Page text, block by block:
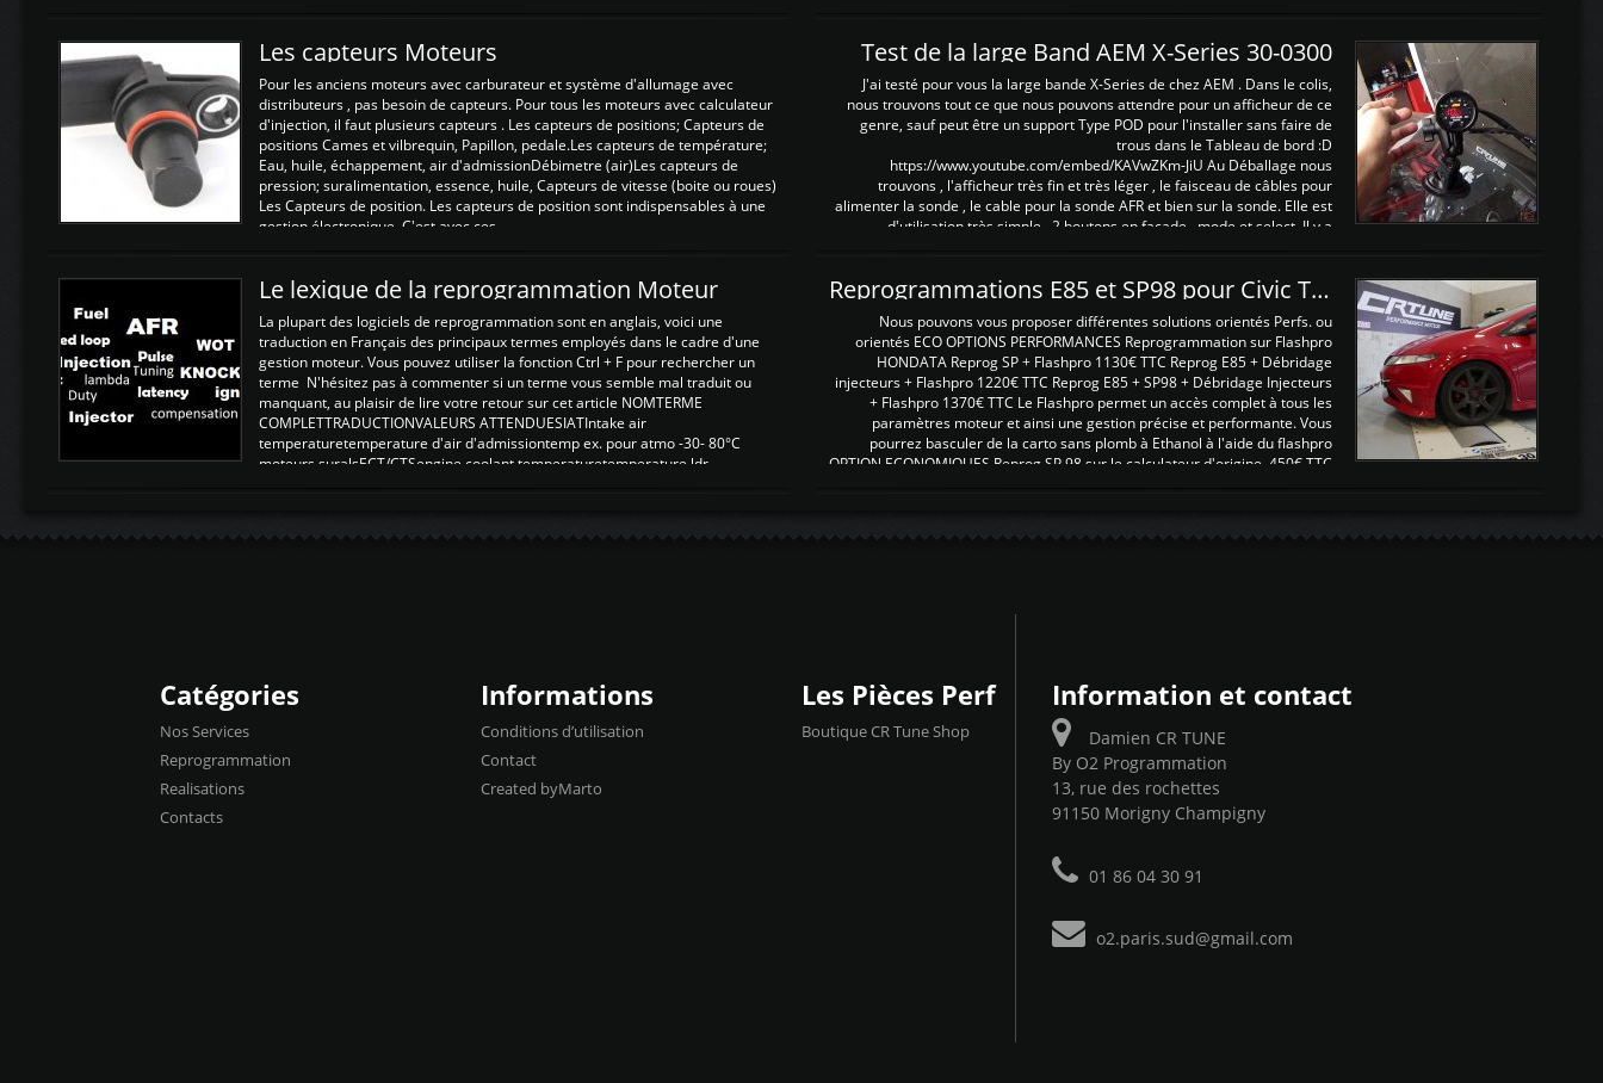
Les capteurs Moteurs
Pour les anciens moteurs avec carburateur et système d'allumage avec
distributeurs , pas besoin de capteurs. Pour tous les moteurs avec calculateur
d'injection, il faut plusieurs capteurs . Les capteurs de positions; Capteurs de
positions Cames et vilbrequin, Papillon, pedale.Les capteurs de température;
Eau, huile, échappement, air d'admissionDébimetre (air)Les capteurs de
pression; suralimentation, essence, huile, Capteurs de vitesse (boite ou roues)
Les Capteurs de position. Les capteurs de position sont indispensables à une
gestion électronique. C'est avec ces ...
Test de la large Band AEM X-Series 30-0300
J'ai testé pour vous la large bande X-Series de chez AEM . Dans le colis,
nous trouvons tout ce que nous pouvons attendre pour un afficheur de ce
genre, sauf peut être un support Type POD pour l'installer sans faire de
trous dans le Tableau de bord :D
https://www.youtube.com/embed/KAVwZKm-JiU Au Déballage nous
trouvons , l'afficheur très fin et très léger , le faisceau de câbles pour
alimenter la sonde , le cable pour la sonde AFR et bien sur la sonde. Elle est
d'utilisation très simple , 2 boutons en façade , mode et select. Il y a
Le lexique de la reprogrammation Moteur
La plupart des logiciels de reprogrammation sont en anglais, voici une
traduction en Français des principaux termes employés dans le cadre d'une
gestion moteur. Vous pouvez utiliser la fonction Ctrl + F pour rechercher un
terme N'hésitez pas à commenter si un terme vous semble mal traduit ou
manquant, au plaisir de lire votre retour sur cet article NOMTERME
COMPLETTRADUCTIONVALEURS ATTENDUESIATIntake air
temperaturetemperature d'air d'admissiontemp ex. pour atmo -30- 80°C
moteurs suralsECT/CTSengine coolant temperaturetemperature ldr
Reprogrammations E85 et SP98 pour Civic Type R FN2
Nous pouvons vous proposer différentes solutions orientés Perfs. ou
orientés ECO OPTIONS PERFORMANCES Reprogrammation sur Flashpro
HONDATA Reprog SP + Flashpro 1130€ TTC Reprog E85 + Débridage
injecteurs + Flashpro 1220€ TTC Reprog E85 + SP98 + Débridage Injecteurs
+ Flashpro 1370€ TTC Le Flashpro permet un accès complet à tous les
paramètres moteur et ainsi une gestion précise et performante. Vous
pourrez basculer de la carto sans plomb à Ethanol à l'aide du flashpro
OPTION ECONOMIQUES Reprog SP 98 sur le calculateur d'origine 450€ TTC
Catégories
Nos Services
Reprogrammation
Realisations
Contacts
Informations
Conditions d’utilisation
Contact
Created byMarto
Les Pièces Perf
Boutique CR Tune Shop
Information et contact
Damien CR TUNE
By O2 Programmation
13, rue des rochettes
91150 Morigny Champigny
01 86 04 30 91
o2.paris.sud@gmail.com